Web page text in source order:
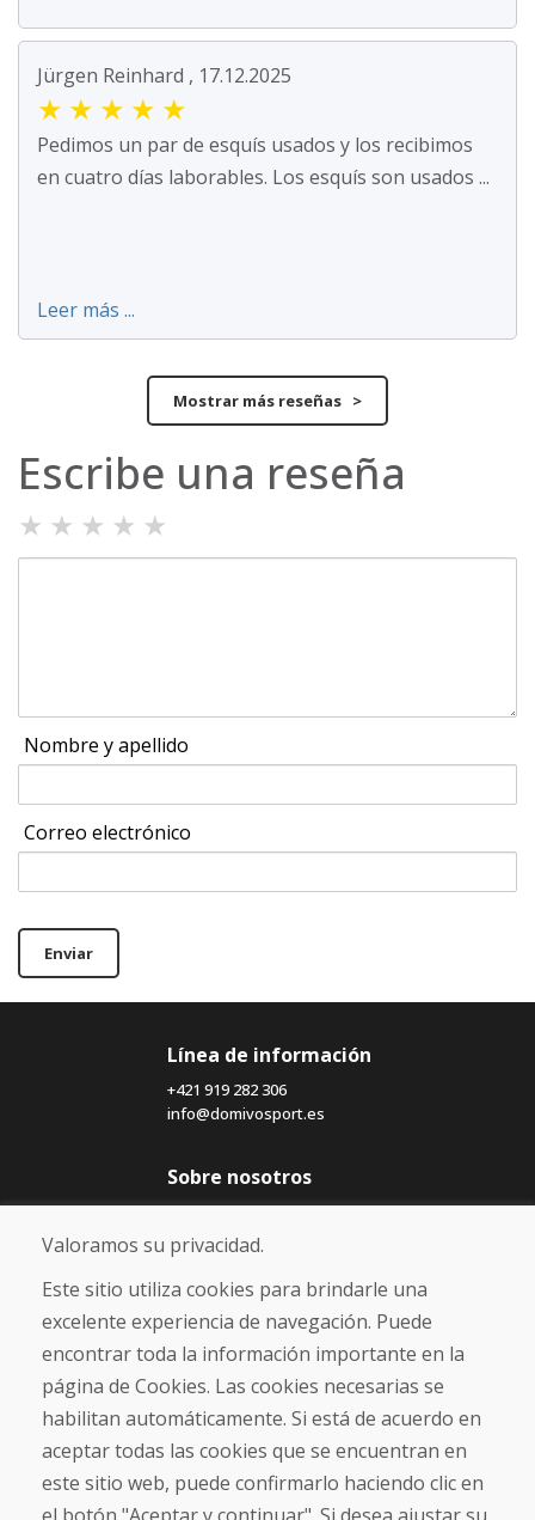
Jürgen Reinhard , 17.12.2025
★ ★ ★ ★ ★
Pedimos un par de esquís usados y los recibimos
en cuatro días laborables. Los esquís son usados ...
Leer más ...
Mostrar más reseñas >
Escribe una reseña
★ ★ ★ ★ ★
Nombre y apellido
Correo electrónico
Enviar
Línea de información
+421 919 282 306
info@domivosport.es
Sobre nosotros
Blog
Sobre nosotros
Comercio
Contacto
Compra
Tienda electrónica
Envío y pago
NORMAS DE RECLAMACIÓN
Devolución y cambio de mercancías
Política de privacidad
Valoramos su privacidad.
Este sitio utiliza cookies para brindarle una
excelente experiencia de navegación. Puede
encontrar toda la información importante en la
página de Cookies. Las cookies necesarias se
habilitan automáticamente. Si está de acuerdo en
aceptar todas las cookies que se encuentran en
este sitio web, puede confirmarlo haciendo clic en